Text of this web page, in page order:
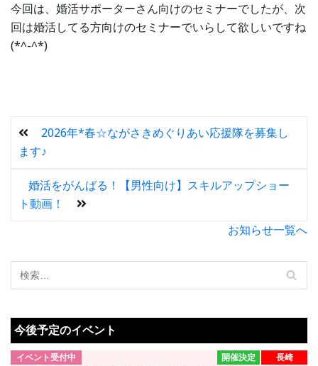
今回は、婚活サポーターさん向けのセミナーでしたが、次
回は婚活してる方向けのセミナーでいらして欲しいですね
(*^-^*)
2026年*春☆ながさきめぐりあい応援隊を募集し
ます♪
婚活をがんばる！【男性向け】スキルアップショー
ト動画！
お知らせ一覧へ
今後予定のイベント
イベント受付中 開催決定 長崎